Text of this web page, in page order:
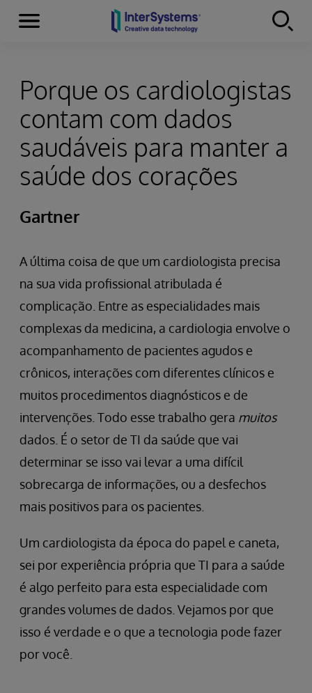
Skip to content
Menu
Porque os cardiologistas
contam com dados
saudáveis para manter a
saúde dos corações
Gartner
A última coisa de que um cardiologista precisa
na sua vida profissional atribulada é
complicação. Entre as especialidades mais
complexas da medicina, a cardiologia envolve o
acompanhamento de pacientes agudos e
crônicos, interações com diferentes clínicos e
muitos procedimentos diagnósticos e de
intervenções. Todo esse trabalho gera muitos
dados. É o setor de TI da saúde que vai
determinar se isso vai levar a uma difícil
sobrecarga de informações, ou a desfechos
mais positivos para os pacientes.
Um cardiologista da época do papel e caneta,
sei por experiência própria que TI para a saúde
é algo perfeito para esta especialidade com
grandes volumes de dados. Vejamos por que
isso é verdade e o que a tecnologia pode fazer
por você.